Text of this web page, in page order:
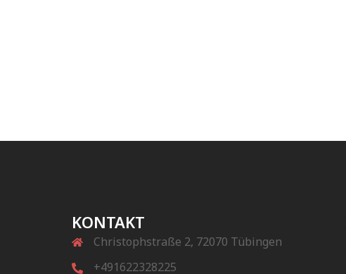
KONTAKT
Christophstraße 2, 72070 Tübingen
+491622328225